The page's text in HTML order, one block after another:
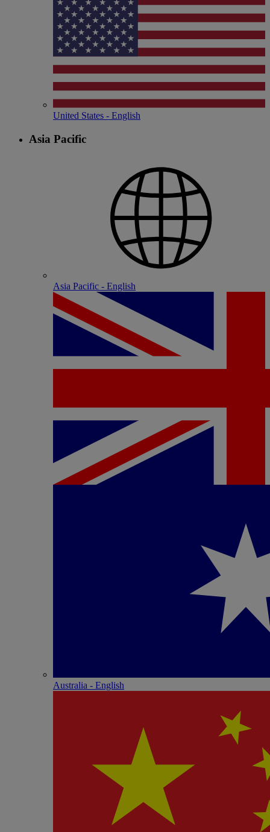
United States - English
Asia Pacific
Asia Pacific - English
Australia - English